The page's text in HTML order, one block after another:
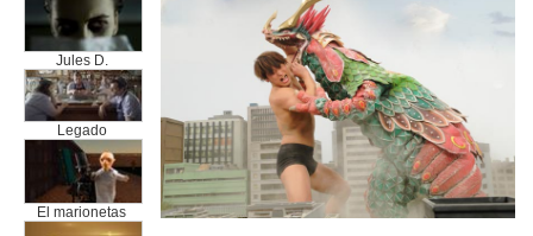
Jules D.
Legado
El marionetas